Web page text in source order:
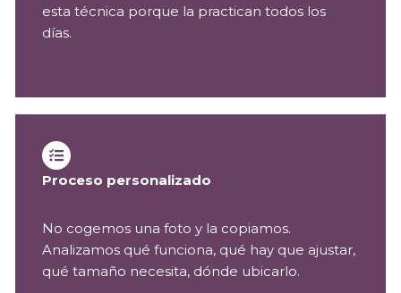
esta técnica porque la practican todos los
días.
Proceso personalizado
No cogemos una foto y la copiamos.
Analizamos qué funciona, qué hay que ajustar,
qué tamaño necesita, dónde ubicarlo.